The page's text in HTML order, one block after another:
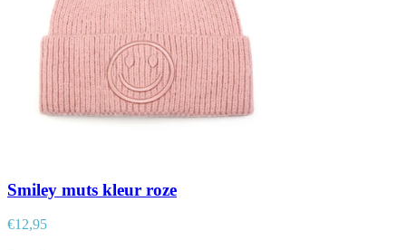
Smiley muts kleur roze
€12,95